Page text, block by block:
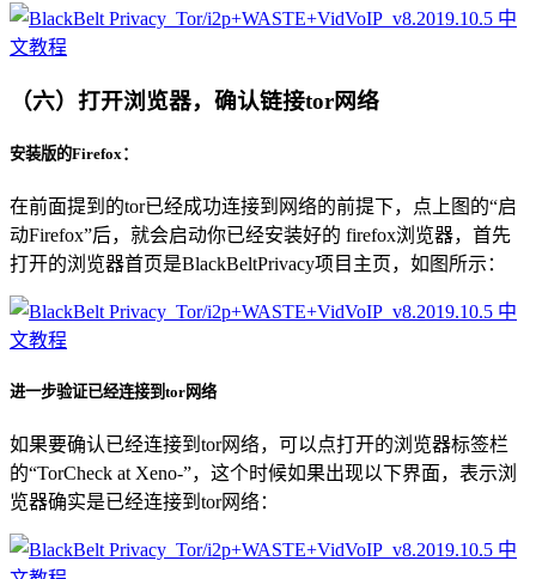
（六）打开浏览器，确认链接tor网络
安装版的Firefox：
在前面提到的tor已经成功连接到网络的前提下，点上图的“启
动Firefox”后，就会启动你已经安装好的 firefox浏览器，首先
打开的浏览器首页是BlackBeltPrivacy项目主页，如图所示：
进一步验证已经连接到tor网络
如果要确认已经连接到tor网络，可以点打开的浏览器标签栏
的“TorCheck at Xeno-”，这个时候如果出现以下界面，表示浏
览器确实是已经连接到tor网络：